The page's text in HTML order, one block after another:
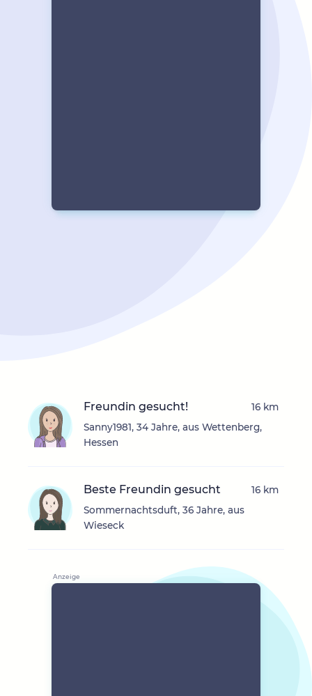
Freundin gesucht!
Sanny1981, 34 Jahre, aus Wettenberg,
Hessen
16 km
Beste Freundin gesucht
Sommernachtsduft, 36 Jahre, aus
Wieseck
16 km